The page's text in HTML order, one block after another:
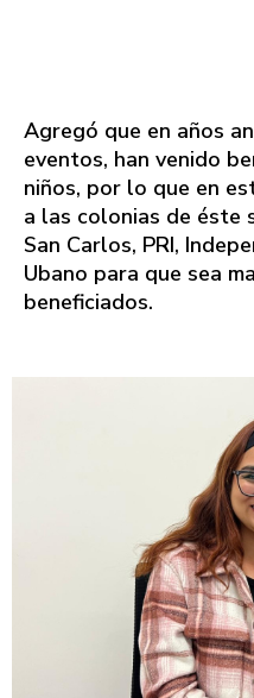
Agregó que en años
eventos, han venido
niños, por lo que en
a las colonias de éste
San Carlos, PRI,
Ubano para que sea
beneficiados.